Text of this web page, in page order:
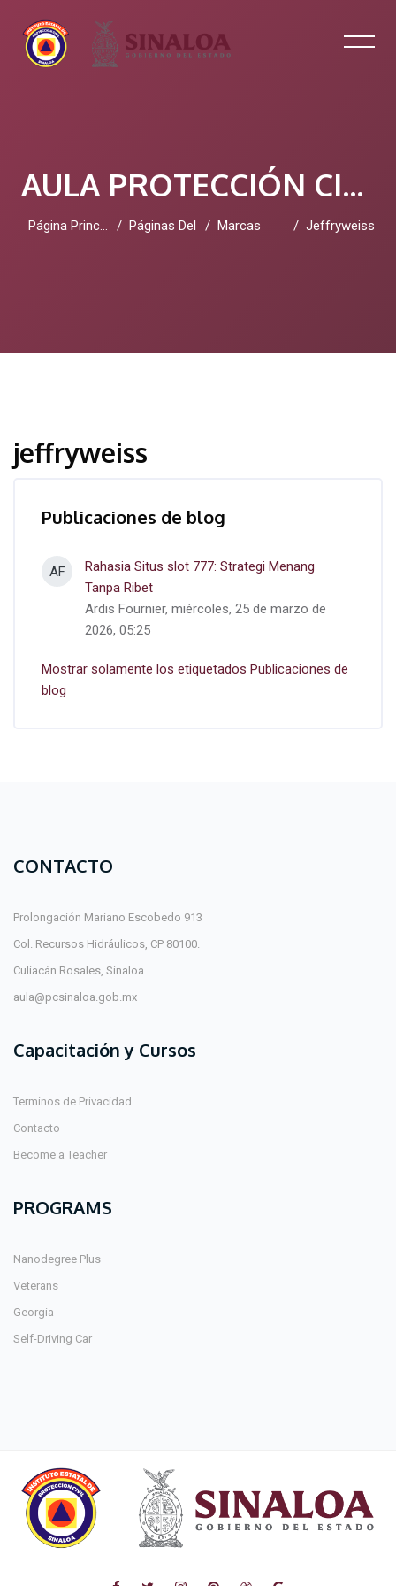
AULA PROTECCIÓN CIVIL SINALOA
Página Principal Páginas Del SitioMarcas Jeffryweiss
jeffryweiss
Publicaciones de blog
AF
Rahasia Situs slot 777: Strategi Menang
Tanpa Ribet
Ardis Fournier, miércoles, 25 de marzo de
2026, 05:25
Mostrar solamente los etiquetados Publicaciones de
blog
CONTACTO
Prolongación Mariano Escobedo 913
Col. Recursos Hidráulicos, CP 80100.
Culiacán Rosales, Sinaloa
aula@pcsinaloa.gob.mx
Capacitación y Cursos
Terminos de Privacidad
Contacto
Become a Teacher
PROGRAMS
Nanodegree Plus
Veterans
Georgia
Self-Driving Car